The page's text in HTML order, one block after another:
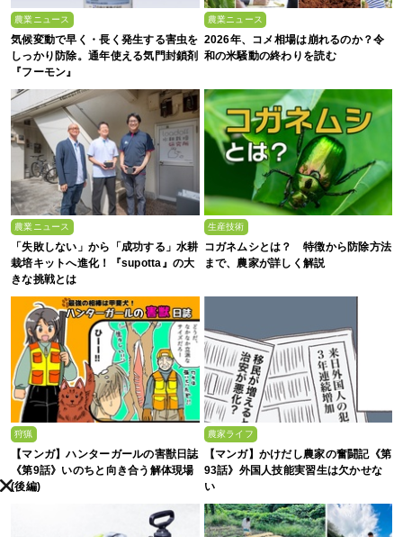
農業ニュース
気候変動で早く・長く発生する害虫を
しっかり防除。通年使える気門封鎖剤
『フーモン』
農業ニュース
2026年、コメ相場は崩れるのか？令
和の米騒動の終わりを読む
農業ニュース
「失敗しない」から「成功する」水耕
栽培キットへ進化！『supotta』の大
きな挑戦とは
生産技術
コガネムシとは？ 特徴から防除方法
まで、農家が詳しく解説
狩猟
【マンガ】ハンターガールの害獣日誌
《第9話》いのちと向き合う解体現場
(後編)
農家ライフ
【マンガ】かけだし農家の奮闘記《第
93話》外国人技能実習生は欠かせな
い